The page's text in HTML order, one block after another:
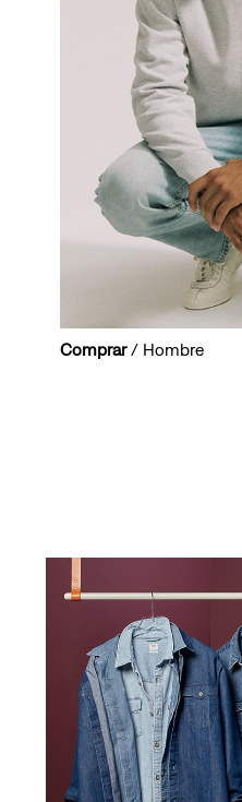
Comprar/ Hombre